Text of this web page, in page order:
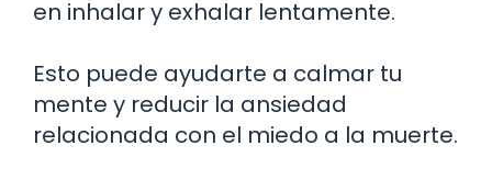
en inhalar y exhalar lentamente.
Esto puede ayudarte a calmar tu
mente y reducir la ansiedad
relacionada con el miedo a la muerte.